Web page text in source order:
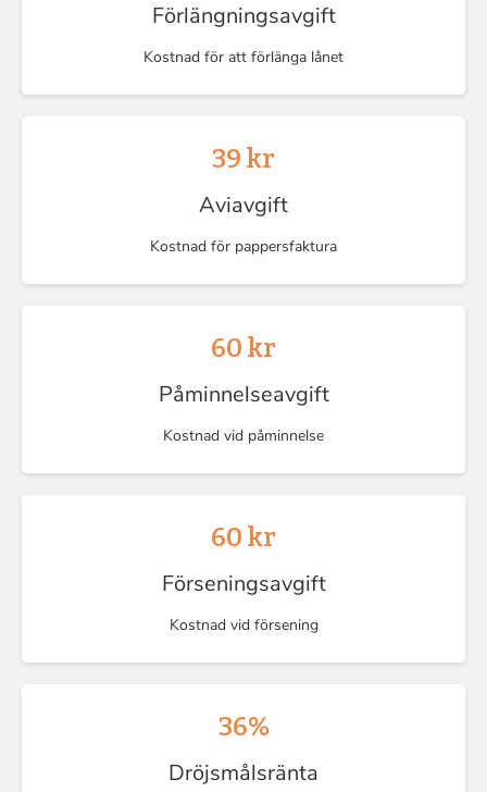
Förlängningsavgift
Kostnad för att förlänga lånet
39 kr
Aviavgift
Kostnad för pappersfaktura
60 kr
Påminnelseavgift
Kostnad vid påminnelse
60 kr
Förseningsavgift
Kostnad vid försening
36%
Dröjsmålsränta